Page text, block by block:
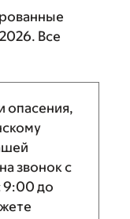
Все
опасения,
звонок с
9:00 до